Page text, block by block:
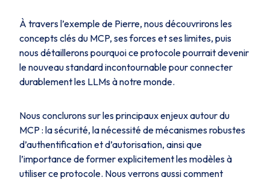
À travers l’exemple de Pierre, nous découvrirons les
concepts clés du MCP, ses forces et ses limites, puis
nous détaillerons pourquoi ce protocole pourrait devenir
le nouveau standard incontournable pour connecter
durablement les LLMs à notre monde.
Nous conclurons sur les principaux enjeux autour du
MCP : la sécurité, la nécessité de mécanismes robustes
d’authentification et d’autorisation, ainsi que
l’importance de former explicitement les modèles à
utiliser ce protocole. Nous verrons aussi comment